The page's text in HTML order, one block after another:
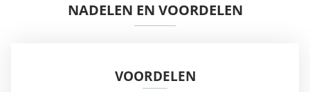
NADELEN EN VOORDELEN
VOORDELEN